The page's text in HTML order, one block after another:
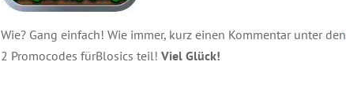
Wie? Gang einfach! Wie immer, kurz einen Kommentar unter den
2 Promocodes fürBlosics teil! Viel Glück!